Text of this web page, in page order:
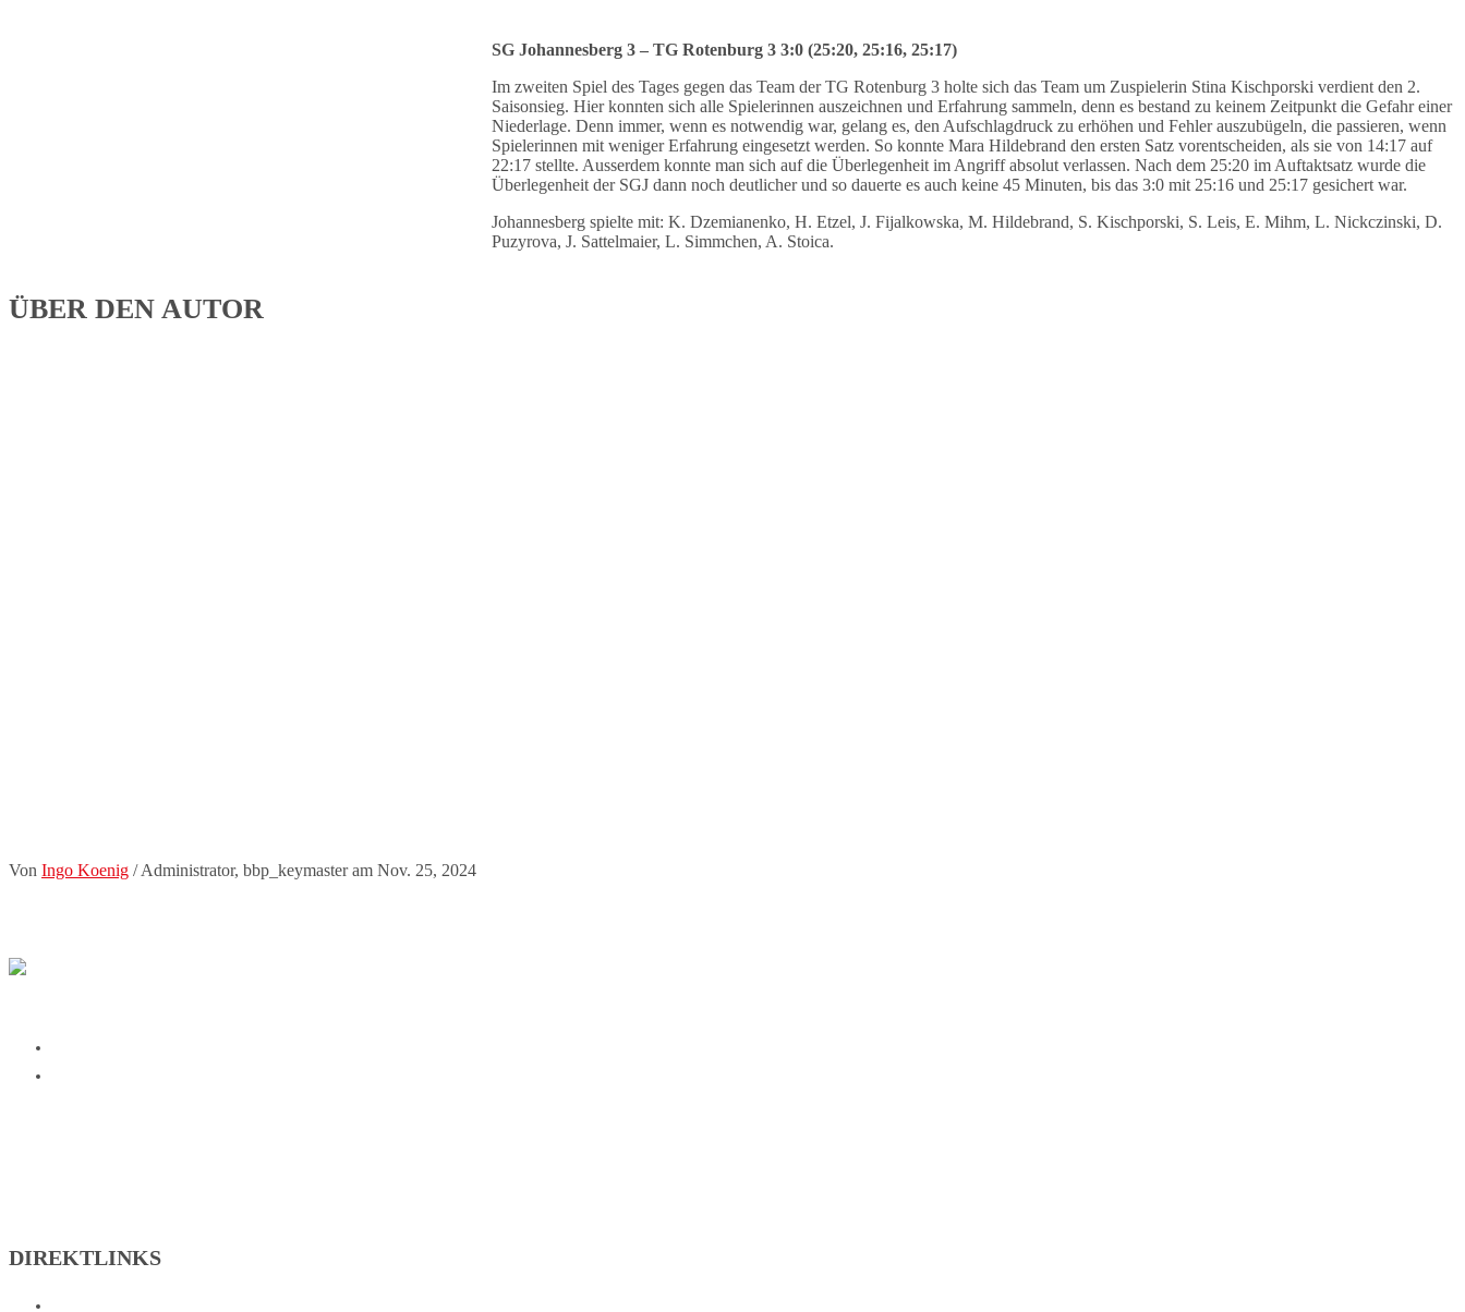
SG Johannesberg 3 – TG Rotenburg 3 3:0 (25:20, 25:16, 25:17)
Im zweiten Spiel des Tages gegen das Team der TG Rotenburg 3 holte sich das Team um Zuspielerin Stina Kischporski verdient den 2.
Saisonsieg. Hier konnten sich alle Spielerinnen auszeichnen und Erfahrung sammeln, denn es bestand zu keinem Zeitpunkt die Gefahr einer
Niederlage. Denn immer, wenn es notwendig war, gelang es, den Aufschlagdruck zu erhöhen und Fehler auszubügeln, die passieren, wenn
Spielerinnen mit weniger Erfahrung eingesetzt werden. So konnte Mara Hildebrand den ersten Satz vorentscheiden, als sie von 14:17 auf
22:17 stellte. Ausserdem konnte man sich auf die Überlegenheit im Angriff absolut verlassen. Nach dem 25:20 im Auftaktsatz wurde die
Überlegenheit der SGJ dann noch deutlicher und so dauerte es auch keine 45 Minuten, bis das 3:0 mit 25:16 und 25:17 gesichert war.
Johannesberg spielte mit: K. Dzemianenko, H. Etzel, J. Fijalkowska, M. Hildebrand, S. Kischporski, S. Leis, E. Mihm, L. Nickczinski, D.
Puzyrova, J. Sattelmaier, L. Simmchen, A. Stoica.
ÜBER DEN AUTOR
Von Ingo Koenig / Administrator, bbp_keymasteram Nov. 25, 2024
DIREKTLINKS